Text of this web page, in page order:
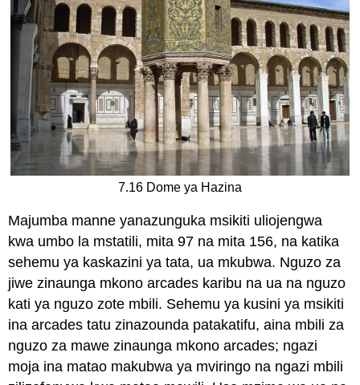
7.16 Dome ya Hazina
Majumba manne yanazunguka msikiti uliojengwa
kwa umbo la mstatili, mita 97 na mita 156, na katika
sehemu ya kaskazini ya tata, ua mkubwa. Nguzo za
jiwe zinaunga mkono arcades karibu na ua na nguzo
kati ya nguzo zote mbili. Sehemu ya kusini ya msikiti
ina arcades tatu zinazounda patakatifu, aina mbili za
nguzo za mawe zinaunga mkono arcades; ngazi
moja ina matao makubwa ya mviringo na ngazi mbili